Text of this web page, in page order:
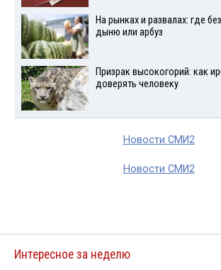
На рынках и развалах: где
дыню или арбуз
Призрак высокогорий: как
доверять человеку
Новости СМИ2
Новости СМИ2
Интересное за неделю